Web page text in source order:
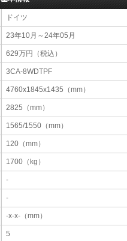
ドイツ
23年10月～24年05月
629万円（税込）
3CA-8WDTPF
4760x1845x1435（mm）
2825（mm）
1565/1550（mm）
120（mm）
1700（kg）
-
-
-x-x-（mm）
5